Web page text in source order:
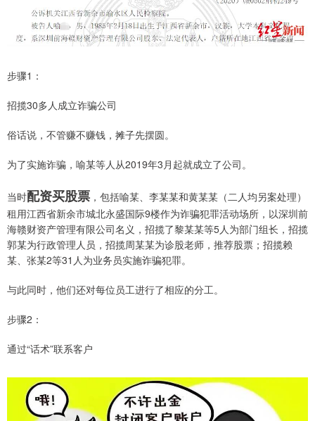
步骤1：
招揽30多人成立诈骗公司
俗话说，不管赚不赚钱，摊子先摆圆。
为了实施诈骗，喻某等人从2019年3月起就成立了公司。
当时配资买股票 ，包括喻某、李某某和黄某某（二人均另案处理）
租用江西省新余市城北永盛国际9楼作为诈骗犯罪活动场所，以深圳前
海赣财资产管理有限公司名义，招揽了黎某某等5人为部门组长，招揽
郭某为行政管理人员，招揽周某某为诊股老师，推荐股票；招揽赖
某、张某2等31人为业务员实施诈骗犯罪。
与此同时，他们还对每位员工进行了相应的分工。
步骤2：
通过“话术”联系客户